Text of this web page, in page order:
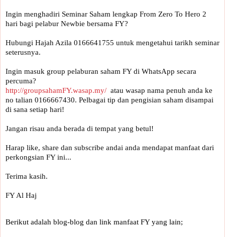
Ingin menghadiri Seminar Saham lengkap From Zero To Hero 2
Hubungi Hajah Azila 0166641755 untuk mengetahui tarikh seminar
seterusnya.
Ingin masuk group pelaburan saham FY di WhatsApp secara
percuma?
http://groupsahamFY.wasap.my/
  atau wasap nama penuh anda ke
no talian 0166667430. Pelbagai tip dan pengisian saham disampai
di sana setiap hari!
Jangan risau anda berada di tempat yang betul!
Harap like, share dan subscribe andai anda mendapat manfaat dari
perkongsian FY ini...
Terima kasih.
FY Al Haj
Berikut adalah blog-blog dan link manfaat FY yang lain;